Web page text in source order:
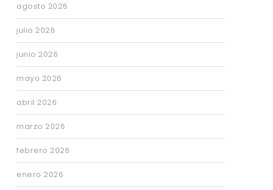
agosto 2026
julio 2026
junio 2026
mayo 2026
abril 2026
marzo 2026
febrero 2026
enero 2026